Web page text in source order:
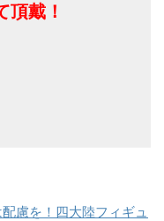
頂戴！
慮を！四大陸フィギュ